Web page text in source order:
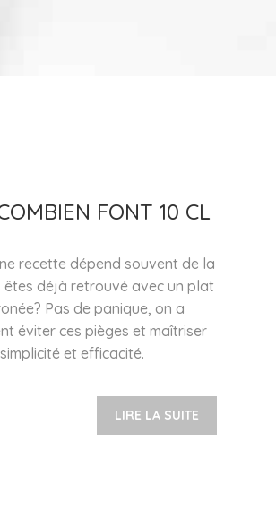
FONT 10 CL
recette dépend souvent de la
êtes déjà retrouvé avec un plat
Pas de panique, on a
éviter ces pièges et maîtriser
et efficacité.
LIRE LA SUITE